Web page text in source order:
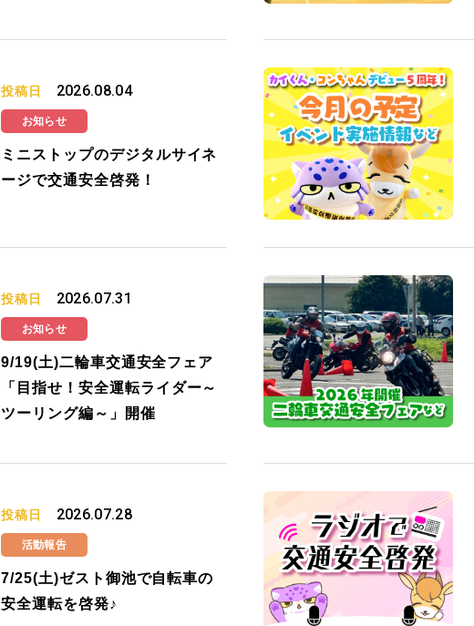
投稿日 2026.08.04
お知らせ
ミニストップのデジタルサイネ
ージで交通安全啓発！
投稿日 2026.07.31
お知らせ
9/19(土)二輪車交通安全フェア
「目指せ！安全運転ライダー～
ツーリング編～」開催
投稿日 2026.07.28
活動報告
7/25(土)ゼスト御池で自転車の
安全運転を啓発♪